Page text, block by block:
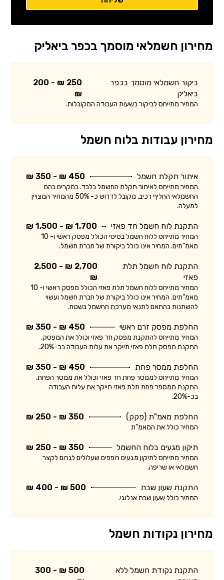
מחירון חשמלאי מוסמך בכפר ביאליק
ביקור חשמלאי מוסמך בכפר
ביאליק
250 ₪ - 200
₪
המחיר מתייחס לביקור בשעות העבודה המקובלות.
מחירון עבודות בלוח חשמל
איתור תקלת חשמל 450 ₪ - 350 ₪
המחיר מתייחס לאיתור תקלת החשמל בלבד. במקרים בהם
החשמלאי החליף רכיב, מקובל לדרוש כ- 50% מהמחיר המצויין
למעלה.
התקנת לוח חשמל חד פאזי 1,700 ₪ - 1,500 ₪
המחיר מתייחס ללוח חשמל בסיסי הכולל מפסק ראשי ו- 10
מאמ"תים. המחיר אינו כולל ביקורת של חברת חשמל.
התקנת לוח חשמל תלת
פאזי
2,700 ₪ - 2,500
₪
המחיר מתייחס ללוח חשמל תלת פאזי הכולל מפסק ראשי ו- 10
מאמ"תים. המחיר אינו כולל ביקורת של חברת חשמל ועשוי
להשתנות בהתאם לתנאי מערכת החשמל בשטח.
החלפת מפסק זרם ראשי 450 ₪ - 350 ₪
המחיר מתייחס להתקנת מפסק חד פאזי וכולל את המפסק.
התקנת מפסק תלת פאזי תייקר את עלות העבודה בכ-20%.
החלפת ממסר פחת 450 ₪ - 350 ₪
המחיר מתייחס לממסר פחת חד פאזי וכולל את ממסר הפחת.
התקנת ממספר פחת תלת פאזי תייקר את עלות העבודה
בכ-20%.
החלפת מאמ"ת (פקק) 350 ₪ - 250 ₪
המחיר כולל את המאמ"ת
תיקון מגעים בלוח החשמל 350 ₪ - 250 ₪
המחיר מתייחס לתיקון מגעים רופפים שעלולים לגרום לקצר
חשמלאי או שריפה.
התקנת שעון שבת 500 ₪ - 400 ₪
המחיר כולל שעון שבת אנלוגי.
מחירון נקודות חשמל
התקנת נקודת חשמל ללא
500 ₪ - 300